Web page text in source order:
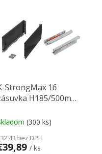
StrongMax 16
H185/500mm
(300 ks)
bez DPH
/ ks